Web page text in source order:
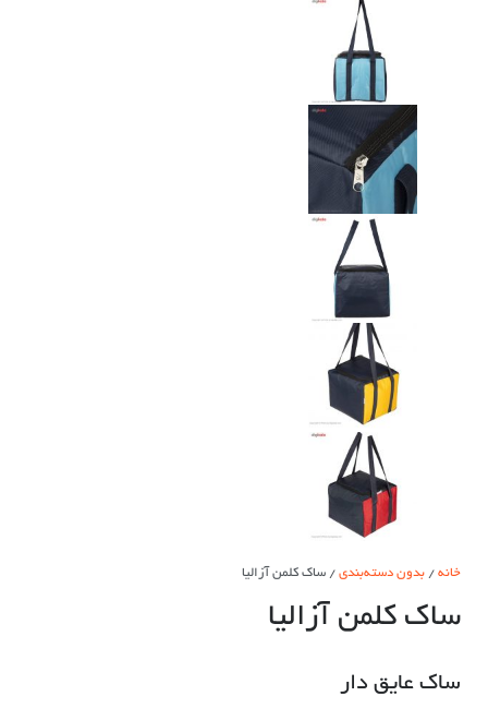
خانه / بدون دسته‌بندی / ساک کلمن آزالیا
ساک کلمن آزالیا
ساک عایق دار